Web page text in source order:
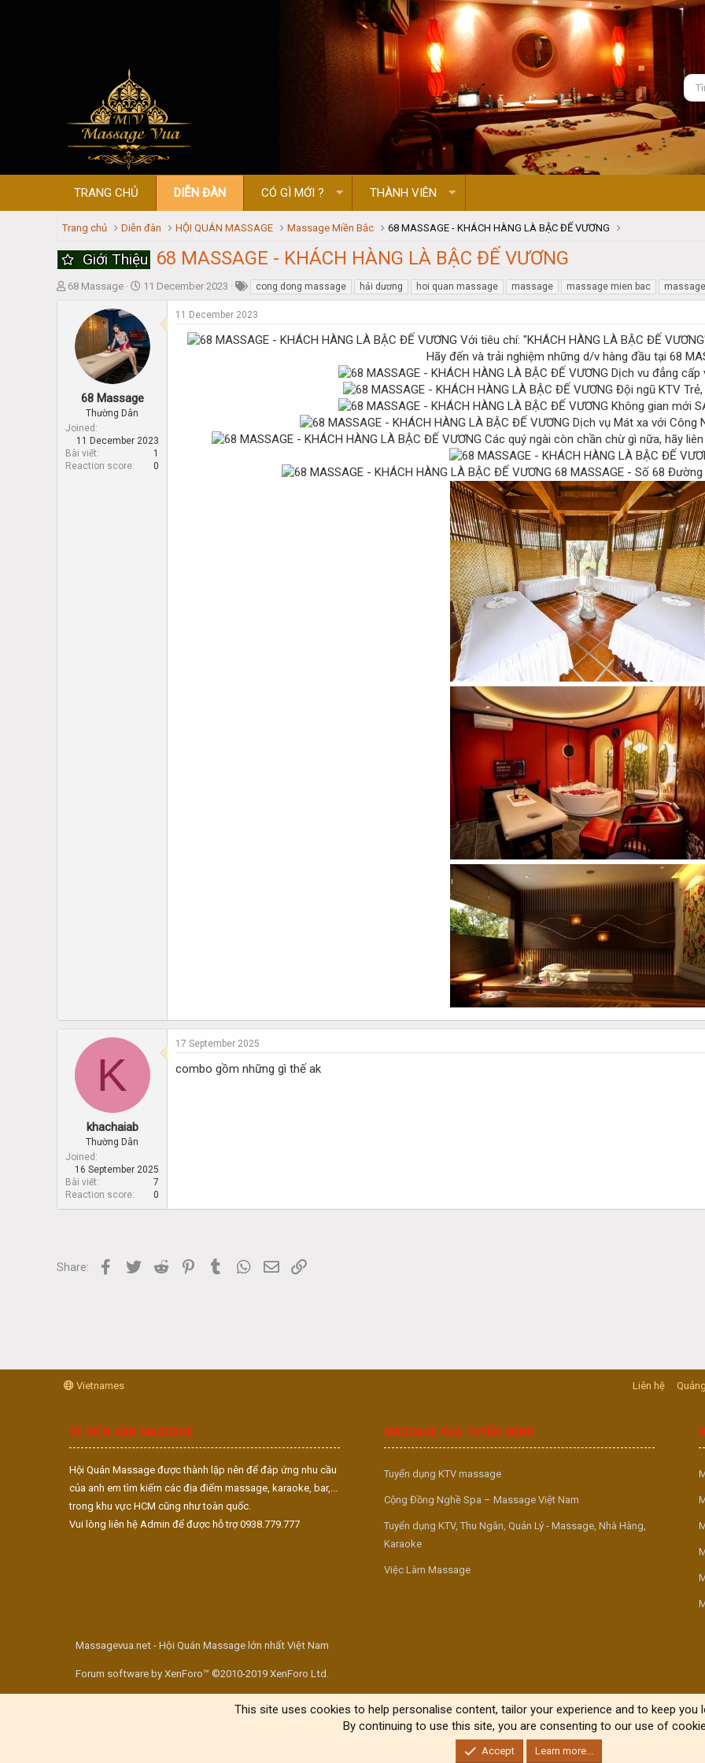
TRANG CHỦ DIỄN ĐÀN CÓ GÌ MỚI ? THÀNH VIÊN
Trang chủ Diễn đàn HỘI QUÁN MASSAGE Massage Miền Bắc 68 MASSAGE - KHÁCH HÀNG LÀ BẬC ĐẾ VƯƠNG
Giới Thiệu 68 MASSAGE - KHÁCH HÀNG LÀ BẬC ĐẾ VƯƠNG
T
t
r
68 Massage
S
r
t
d
a
e
11 December 2023 cong dong massage hải dương hoi quan massage massage massage mien bac
68 Massage
Thường Dân
Joined
11 December 2023
Bài viết
1
Reaction score
0
11 December 2023
Với tiêu chí: "KHÁCH HÀNG LÀ BẬC ĐẾ
Hãy đến và trải nghiệm những d/v hàng đầu tại 68
Dịch vu đẳng cấp
Đội ngũ KTV
Không gian mới
Dịch vụ Mát xa với Công
Các quý ngài còn chần chừ gì nữa, hãy
68 MASSAGE - Số 68
K
khachaiab
Thường Dân
Joined
16 September 2025
Bài viết
7
Reaction score
0
17 September 2025
combo gồm những gì thế ak
Share: Facebook
Twitter Reddit PinterestTumblr WhatsApp
Email
Vietnames Liên hệ
VỀ DIỄN ĐÀN MASSAGE
Hội Quán Massage được thành lập nên để đáp ứng nhu cầu
của anh em tìm kiếm các địa điểm massage, karaoke, bar,...
trong khu vực HCM cũng như toàn quốc.
Vui lòng liên hệ Admin để được hỗ trợ 0938.779.777
MASSAGE VUA TUYỂN DỤNG
Tuyển dụng KTV massage
Cộng Đồng Nghề Spa – Massage Việt Nam
Tuyển dụng KTV, Thu Ngân, Quản Lý - Massage, Nhà Hàng,
Karaoke
Việc Làm Massage
Massagevua.net - Hội Quán Massage lớn nhất Việt Nam
Forum software by XenForo™ ©2010-2019 XenForo Ltd.
This site uses cookies to help personalise content, tailor your experience and to keep you
By continuing to use this site, you are consenting to our use of
Accept Learn more...